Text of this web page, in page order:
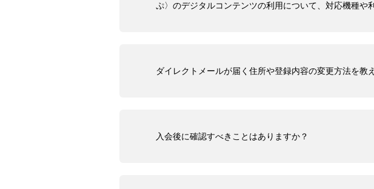
ぷ〉のデジタルコンテンツの利用について、対応機種や
ダイレクトメールが届く住所や登録内容の変更方法を教
入会後に確認すべきことはありますか？